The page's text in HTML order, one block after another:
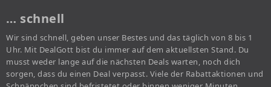
… schnell
Wir sind schnell, geben unser Bestes und das täglich von 8 bis 1
Uhr. Mit DealGott bist du immer auf dem aktuellsten Stand. Du
musst weder lange auf die nächsten Deals warten, noch dich
sorgen, dass du einen Deal verpasst. Viele der Rabattaktionen und